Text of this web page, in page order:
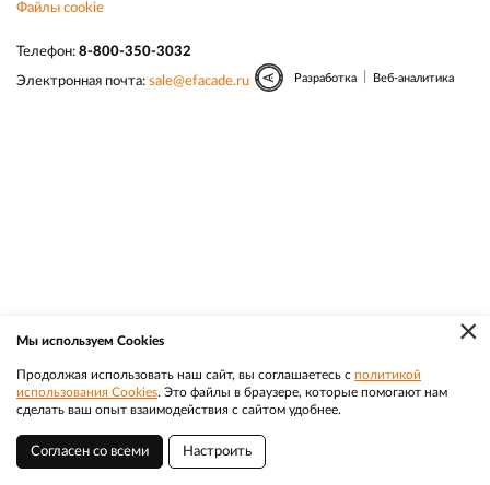
Файлы cookie
Телефон: 8-800-350-3032
Электронная почта: sale@efacade.ru Разработка Веб-аналитика
×
Мы используем Cookies
Продолжая использовать наш сайт, вы соглашаетесь с политикой
использования Cookies. Это файлы в браузере, которые помогают нам
сделать ваш опыт взаимодействия с сайтом удобнее.
Согласен со всеми Настроить